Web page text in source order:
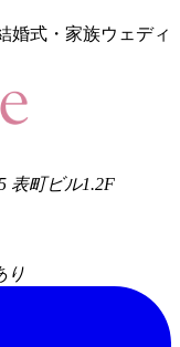
婚式・家族ウェディ
表町ビル1.2F
り